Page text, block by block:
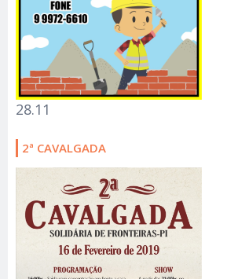
28.11
2ª CAVALGADA